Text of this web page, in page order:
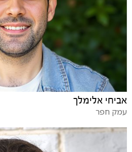
אביחי אלימלך
עמק חפר